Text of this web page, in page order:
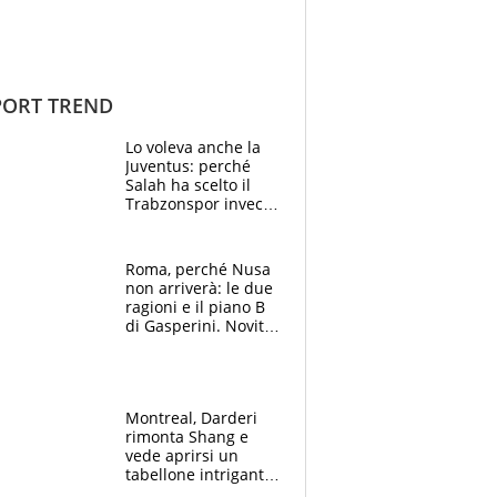
TREND
Lo voleva anche la
Juventus: perché
Salah ha scelto il
Trabzonspor invece
Roma, perché Nusa
non arriverà: le due
ragioni e il piano B
di Gasperini. Novità
Montreal, Darderi
rimonta Shang e
vede aprirsi un
tabellone intrigante: